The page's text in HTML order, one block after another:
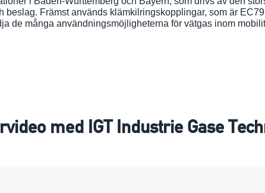
Främst används klämkilringskopplingar, som är
de många användningsmöjligheterna för vätgas inom
med IGT Industrie Gase